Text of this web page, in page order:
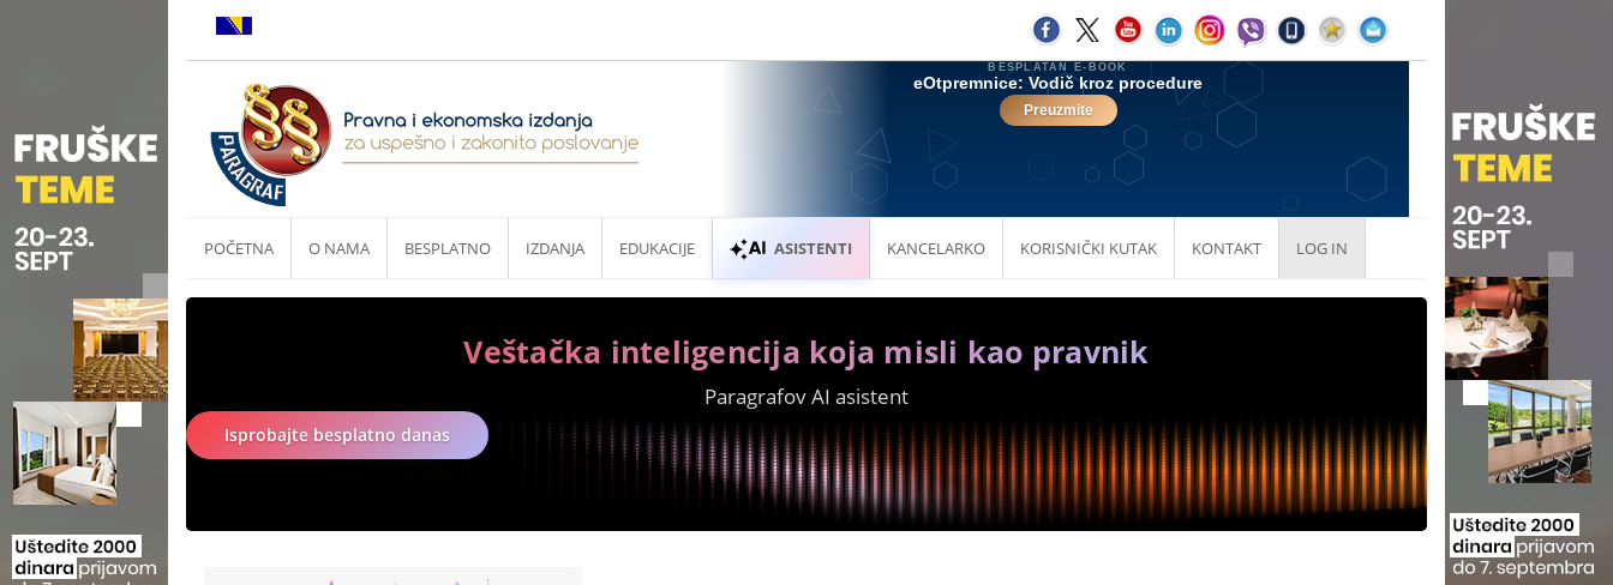
POČETNA O NAMA BESPLATNO IZDANJA EDUKACIJE ASISTENTI KANCELARKO KORISNIČKI KUTAK KONTAKT LOG IN
Veštačka inteligencija koja misli kao pravnik
Paragrafov AI asistent
Isprobajte besplatno danas